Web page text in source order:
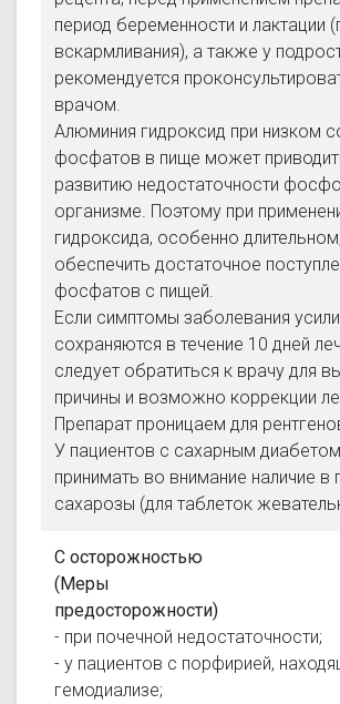
период беременности и лактации
вскармливания), а также у
рекомендуется
врачом.
Алюминия гидроксид при низком
фосфатов в пище может
развитию недостаточности
организме. Поэтому при
гидроксида, особенно
обеспечить достаточное
фосфатов с пищей.
Если симптомы заболевания
сохраняются в течение 10 дней
следует обратиться к врачу для
причины и возможно коррекции
Препарат проницаем для
У пациентов с сахарным
принимать во внимание наличие в
сахарозы (для таблеток
С осторожностью
(Меры
предосторожности)
- при почечной недостаточности;
- у пациентов с порфирией,
гемодиализе;